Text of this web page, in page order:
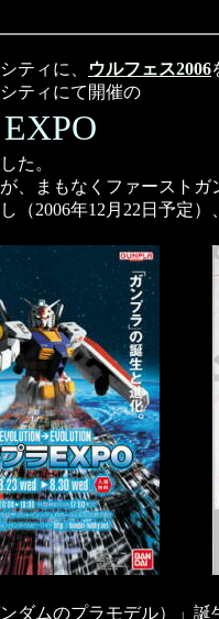
ティに、 ウルフェス2006
ティにて開催の
た。
、まもなくファースト
（2006年12月22日予定）
ダムのプラモデル）」誕